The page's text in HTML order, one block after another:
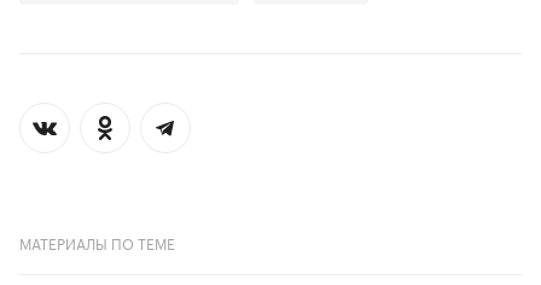
МАТЕРИАЛЫ ПО ТЕМЕ